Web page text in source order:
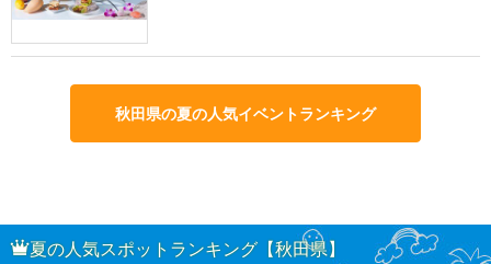
秋田県の夏の人気イベントランキング
夏の人気スポットランキング【秋田県】